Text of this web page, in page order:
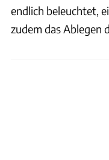
endlich beleuchtet,
zudem das Ablegen